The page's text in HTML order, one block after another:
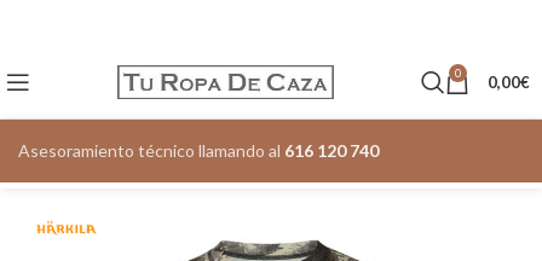
0 0,00€
Asesoramiento técnico llamando al 616 120 740